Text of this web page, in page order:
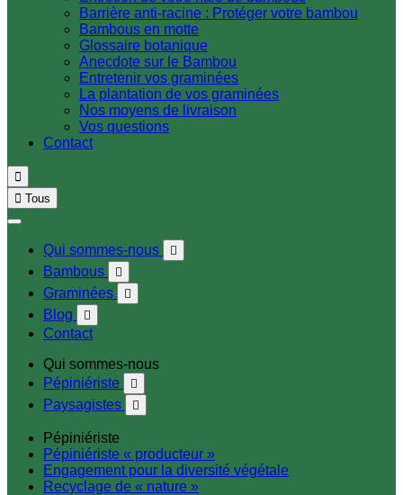
Barrière anti-racine : Protéger votre bambou
Bambous en motte
Glossaire botanique
Anecdote sur le Bambou
Entretenir vos graminées
La plantation de vos graminées
Nos moyens de livraison
Vos questions
Contact

 Tous
Qui sommes-nous 
Bambous 
Graminées 
Blog 
Contact
Qui sommes-nous
Pépiniériste

Paysagistes 
Pépiniériste
Pépiniériste « producteur »
Engagement pour la diversité végétale
Recyclage de « nature »